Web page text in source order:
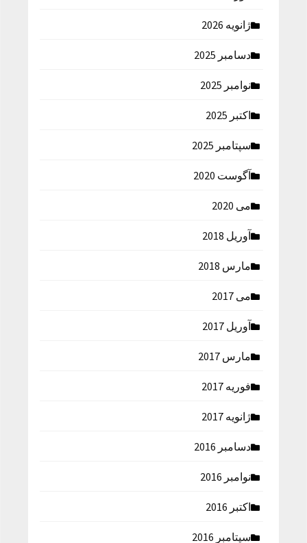
ژانویه 2026
دسامبر 2025
نوامبر 2025
اکتبر 2025
سپتامبر 2025
آگوست 2020
می 2020
آوریل 2018
مارس 2018
می 2017
آوریل 2017
مارس 2017
فوریه 2017
ژانویه 2017
دسامبر 2016
نوامبر 2016
اکتبر 2016
سپتامبر 2016